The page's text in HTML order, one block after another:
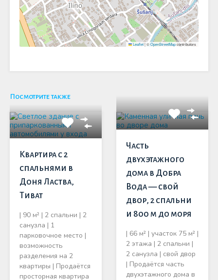
Leaflet|©OpenStreetMapcontributors
Посмотрите также
Квартира с 2
спальнями в
Доня Ластва,
Тиват
| 90 м² | 2 спальни | 2
санузла | 1
парковочное место |
возможность
разделения на 2
квартиры | Продаётся
просторная квартира
Часть
двухэтажного
дома в Добра
Вода — свой
двор, 2 спальни
и 800 м до моря
| 66 м² | участок 75 м² |
2 этажа | 2 спальни |
2 санузла | свой двор
| Продаётся часть
двухэтажного дома в